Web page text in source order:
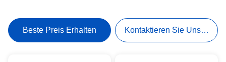
Beste Preis Erhalten Kontaktieren Sie Uns Jetzt